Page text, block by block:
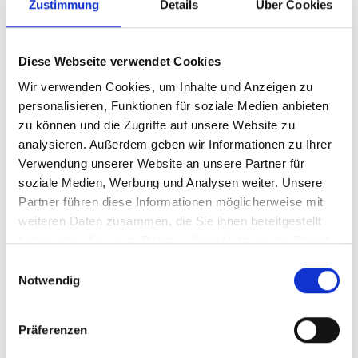
Zustimmung Details Über Cookies
Diese Webseite verwendet Cookies
Wir verwenden Cookies, um Inhalte und Anzeigen zu
personalisieren, Funktionen für soziale Medien anbieten
zu können und die Zugriffe auf unsere Website zu
analysieren. Außerdem geben wir Informationen zu Ihrer
Verwendung unserer Website an unsere Partner für
soziale Medien, Werbung und Analysen weiter. Unsere
Partner führen diese Informationen möglicherweise mit
weiteren Daten zusammen, die Sie ihnen bereitgestellt
haben oder die sie im Rahmen Ihrer Nutzung der Dienste
Notwendig
Präferenzen
13:30 - 17:30
Kiefernhainweg 85